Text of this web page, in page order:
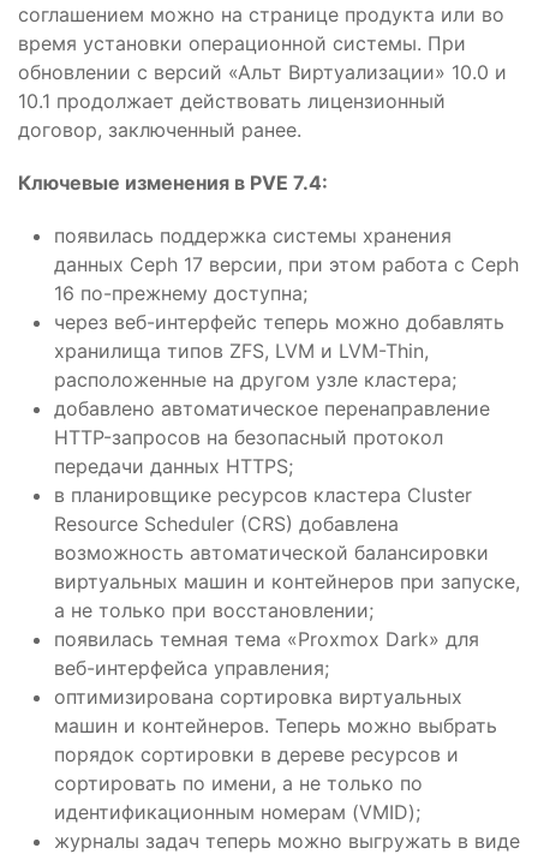
соглашением можно на странице продукта или во
время установки операционной системы. При
обновлении с версий «Альт Виртуализации» 10.0 и
10.1 продолжает действовать лицензионный
договор, заключенный ранее.
Ключевые изменения в PVE 7.4:
появилась поддержка системы хранения
данных Ceph 17 версии, при этом работа с Ceph
16 по-прежнему доступна;
через веб-интерфейс теперь можно добавлять
хранилища типов ZFS, LVM и LVM-Thin,
расположенные на другом узле кластера;
добавлено автоматическое перенаправление
HTTP-запросов на безопасный протокол
передачи данных HTTPS;
в планировщике ресурсов кластера Cluster
Resource Scheduler (CRS) добавлена
возможность автоматической балансировки
виртуальных машин и контейнеров при запуске,
а не только при восстановлении;
появилась темная тема «Proxmox Dark» для
веб-интерфейса управления;
оптимизирована сортировка виртуальных
машин и контейнеров. Теперь можно выбрать
порядок сортировки в дереве ресурсов и
сортировать по имени, а не только по
идентификационным номерам (VMID);
журналы задач теперь можно выгружать в виде